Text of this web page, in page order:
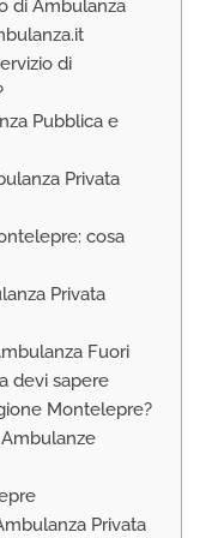
di Ambulanza
di
Pubblica e
Privata
cosa
Privata
Fuori
devi sapere
Montelepre?
Privata